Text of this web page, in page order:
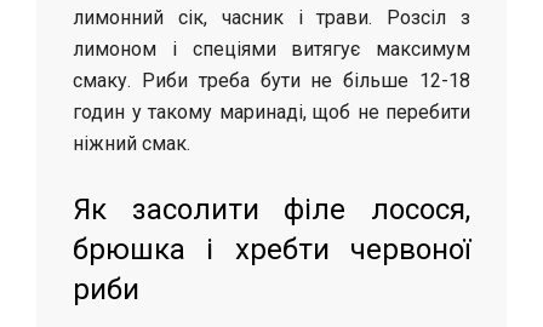
лимонний сік, часник і трави. Розсіл з
лимоном і спеціями витягує максимум
смаку. Риби треба бути не більше 12-18
годин у такому маринаді, щоб не перебити
ніжний смак.
Як засолити філе лосося,
брюшка і хребти червоної
риби